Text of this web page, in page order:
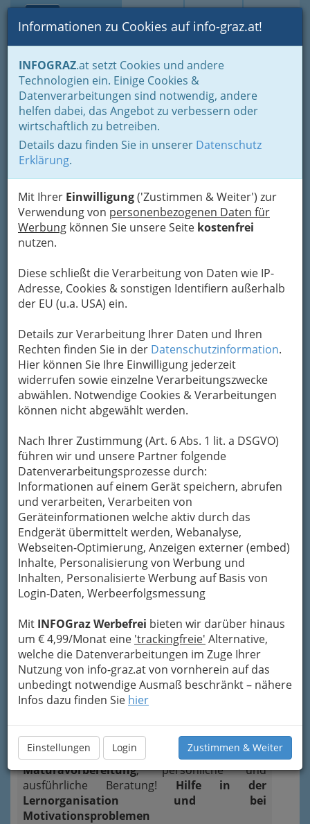
Suche Login Toggle
Informationen zu Cookies auf info-graz.at!
INFOGRAZ.at setzt Cookies und andere
Technologien ein. Einige Cookies &
Datenverarbeitungen sind notwendig, andere
helfen dabei, das Angebot zu verbessern oder
wirtschaftlich zu betreiben.
Details dazu finden Sie in unserer Datenschutz
Erklärung.
Mit Ihrer Einwilligung('Zustimmen & Weiter') zur
Verwendung von personenbezogenen Daten für
Werbung können Sie unsere Seite kostenfrei
nutzen.
Diese schließt die Verarbeitung von Daten wie IP-
Adresse, Cookies & sonstigen Identifiern außerhalb
der EU (u.a. USA) ein.
Details zur Verarbeitung Ihrer Daten und Ihren
Rechten finden Sie in der Datenschutzinformation.
Hier können Sie Ihre Einwilligung jederzeit
widerrufen sowie einzelne Verarbeitungszwecke
abwählen. Notwendige Cookies & Verarbeitungen
können nicht abgewählt werden.
Nach Ihrer Zustimmung (Art. 6 Abs. 1 lit. a DSGVO)
führen wir und unsere Partner folgende
Datenverarbeitungsprozesse durch:
Informationen auf einem Gerät speichern, abrufen
und verarbeiten, Verarbeiten von
Geräteinformationen welche aktiv durch das
Endgerät übermittelt werden, Webanalyse,
Webseiten-Optimierung, Anzeigen externer (embed)
Inhalte, Personalisierung von Werbung und
Inhalten, Personalisierte Werbung auf Basis von
Login-Daten, Werbeerfolgsmessung
Mit INFOGraz Werbefrei bieten wir darüber hinaus
um € 4,99/Monat eine 'trackingfreie' Alternative,
welche die Datenverarbeitungen im Zuge Ihrer
Nutzung von info-graz.at von vornherein auf das
unbedingt notwendige Ausmaß beschränkt – nähere
Infos dazu finden Sie hier
Einstellungen Login Zustimmen & Weiter
Home Lebens-Guide
Aus- & Weiterbildung
Nachhilfe, Förderkurse, Hausaufgabenhilfe...
Nachhilfe, Förderkurse,
Hausaufgabenhilfe...
Doppelt so effizient und halb so
lang lernen!
Nachhilfe, Förderkurse, Hausaufgabenhilfe: dies
sind Zauberworte für viele Schüler und
Schülerinnen, nicht nur wenn im Zeugnis dieses
Dann allerdings ist es höchste Zeit!
Man sollte schon früher damit beginnen, um
sich die Ferien, nicht durch einen "Nachzipf" zu
Stärken fördern - Schwächen beseitigen!
Unter diesem Motto gibt esEinzel- oder
Gruppentraining, auf allen Stufen - von der
Volksschule bis zur Uni, für alle Altersstufen
in allen Fächern.Lassen Sie sich helfen!
kontrollieren, unterwerfen, nachahmen und
anpassen.Krishnamurti, Vollkommene
Freiheit
Bezirksauswahl
Alle Bezirke
IFL / IFS Studentenkurse /
Bildungsforum / Maturaschule
Institut Dr. Rampitsch
Elisabethstraße 5, 8010 Graz
+43 316 383 600
+43 316 383 600 - 4
Neugierig?
Für SchülerInnenallerFächer und Schultypen:
Begleitkurseüber das Semester oder
Schuljahr,Intensivkurse
in den Ferien,
Einzelunterricht
(nach Bedarf),
Maturavorbereitung, persönliche und
ausführliche Beratung! Hilfe in der
Lernorganisation und bei
Motivationsproblemen